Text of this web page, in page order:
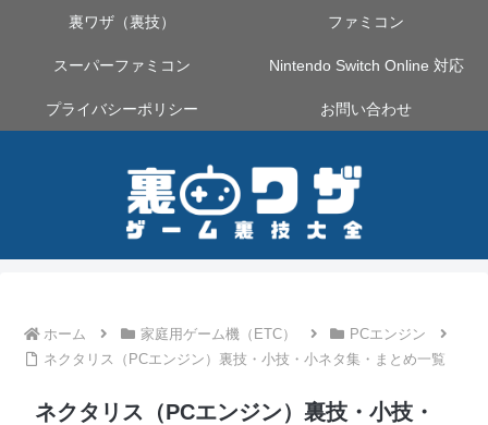
裏ワザ（裏技） ファミコン
スーパーファミコン Nintendo Switch Online 対応
プライバシーポリシー お問い合わせ
ホーム 家庭用ゲーム機（ETC）
PCエンジン
ネクタリス（PCエンジン）裏技・小技・小ネタ集・まとめ一覧
ネクタリス（PCエンジン）裏技・小技・